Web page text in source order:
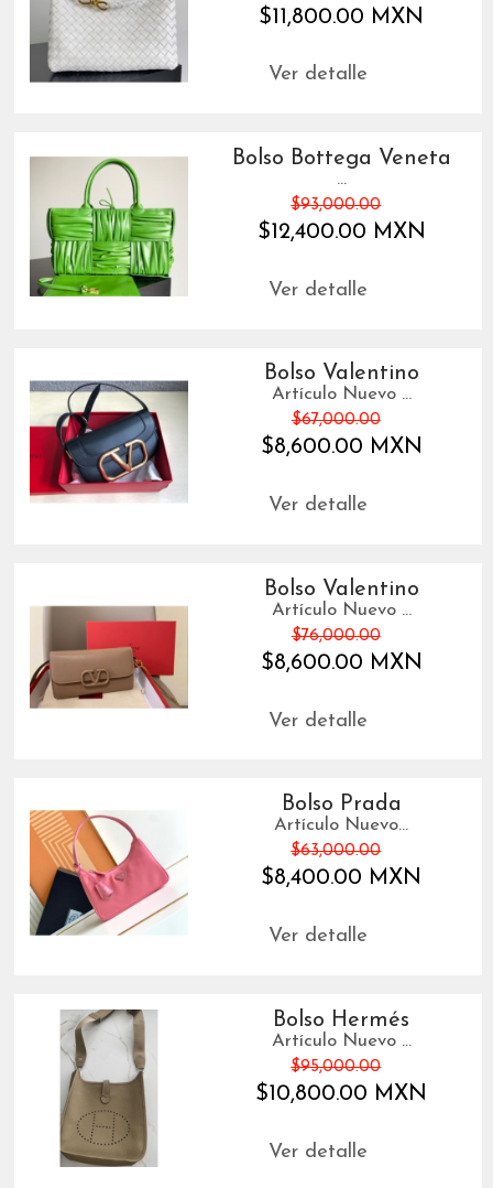
$11,800.00 MXN
Ver detalle
Bolso Bottega Veneta
...
$93,000.00
$12,400.00 MXN
Ver detalle
Bolso Valentino
Artículo Nuevo ...
$67,000.00
$8,600.00 MXN
Ver detalle
Bolso Valentino
Artículo Nuevo ...
$76,000.00
$8,600.00 MXN
Ver detalle
Bolso Prada
Artículo Nuevo...
$63,000.00
$8,400.00 MXN
Ver detalle
Bolso Hermés
Artículo Nuevo ...
$95,000.00
$10,800.00 MXN
Ver detalle